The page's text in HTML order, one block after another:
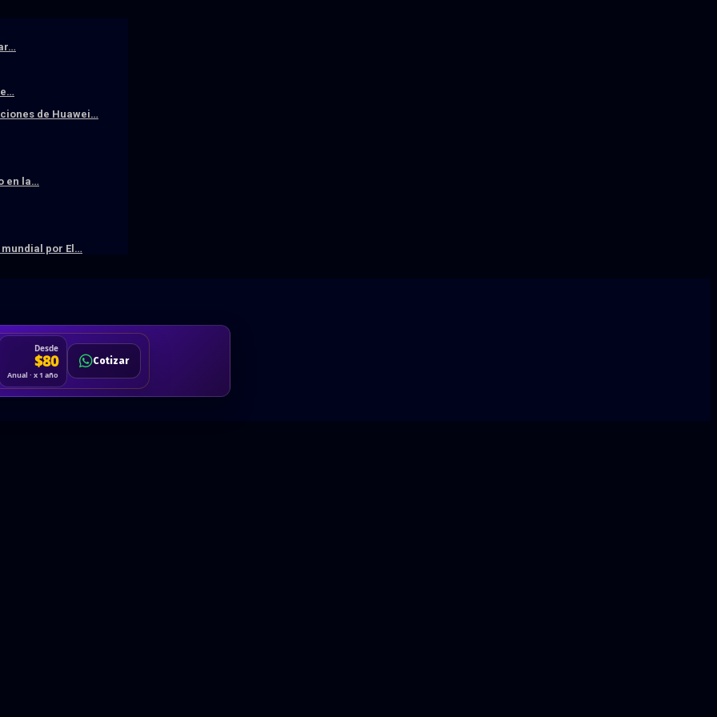
de Huawei…
en la…
por El…
Desde
$80
Anual · x 1 año
Cotizar
Cotizar
Hablemos
Solicitar